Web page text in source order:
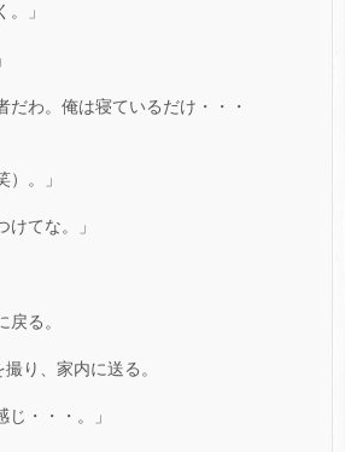
」
だわ。俺は寝ているだけ・・・
。」
てな。」
る。
り、家内に送る。
・・・。」